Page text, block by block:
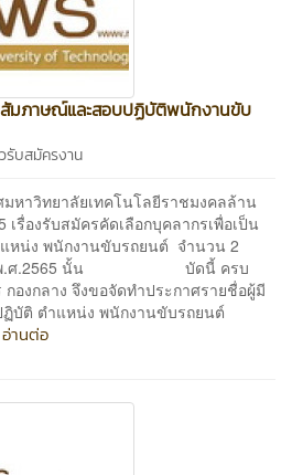
มภาษณ์และสอบปฏิบัติพนักงานขับ
รับสมัครงาน
ลัยเทคโนโลยีราชมงคลล้าน
รื่องรับสมัครคัดเลือกบุคลากรเพื่อเป็น
หน่ง พนักงานขับรถยนต์ จำนวน 2
าณ พ.ศ.2565 นั้น บัดนี้ ครบ
องกลาง จึงขอจัดทำประกาศรายชื่อผู้มี
บัติ ตำแหน่ง พนักงานขับรถยนต์
านต่อ